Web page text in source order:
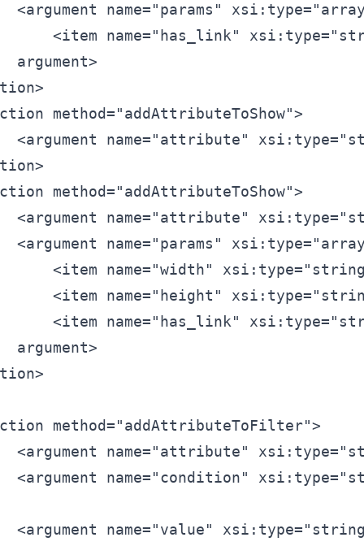
<argument name="params" xsi:type=
<item name="has_link" xsi:type=
argument>
method="addAttributeToShow">
<argument name="attribute" xsi:type=
method="addAttributeToShow">
<argument name="attribute" xsi:type=
<argument name="params" xsi:type=
<item name="width" xsi:type=
<item name="height" xsi:type=
<item name="has_link" xsi:type=
argument>
method="addAttributeToFilter">
<argument name="attribute" xsi:type=
<argument name="condition" xsi:type=
<argument name="value" xsi:type=